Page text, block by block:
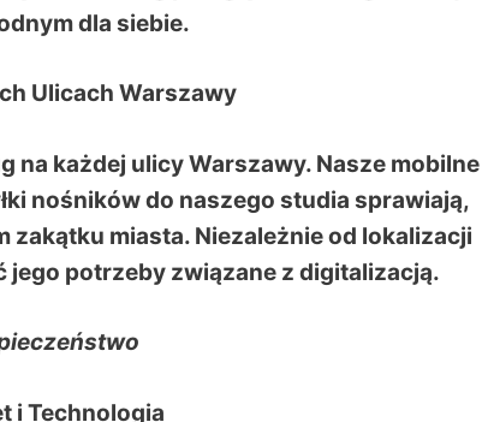
dla siebie.
Ulicach Warszawy
na każdej ulicy Warszawy. Nasze mobilne
nośników do naszego studia sprawiają,
miasta. Niezależnie od lokalizacji
jego potrzeby związane z digitalizacją.
i Technologia